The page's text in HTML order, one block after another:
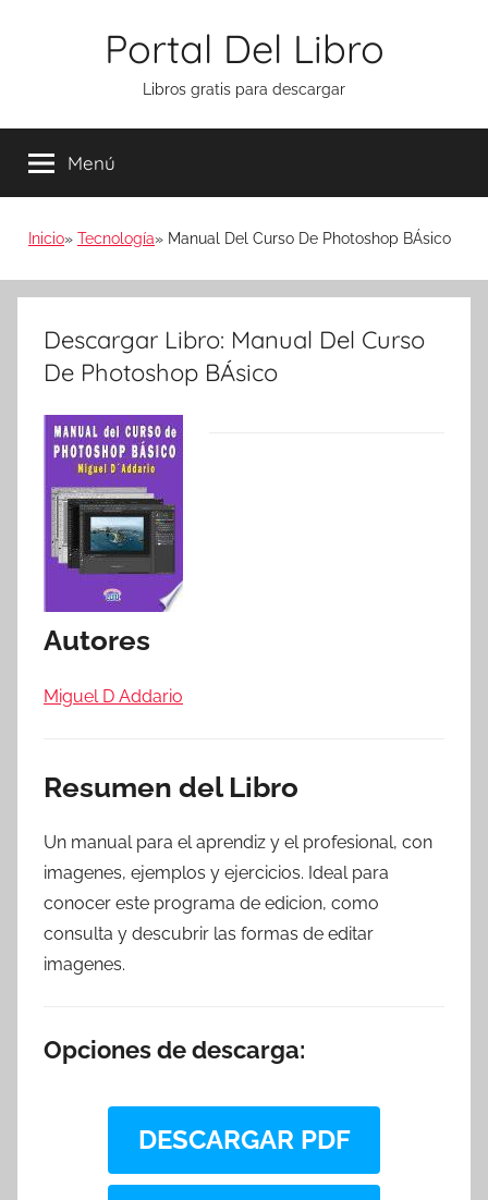
Portal Del Libro
Libros gratis para descargar
Menú
Inicio Tecnología Manual Del Curso De Photoshop BÁsico
Descargar Libro: Manual Del Curso
De Photoshop BÁsico
Autores
Miguel D Addario
Resumen del Libro
Un manual para el aprendiz y el profesional, con
imagenes, ejemplos y ejercicios. Ideal para
conocer este programa de edicion, como
consulta y descubrir las formas de editar
imagenes.
Opciones de descarga:
DESCARGAR PDF